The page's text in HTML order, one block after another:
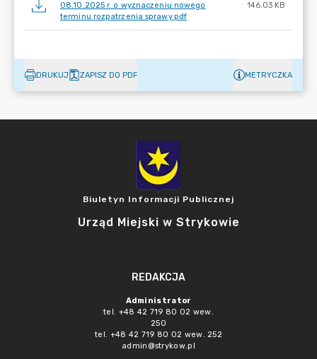
08.10.2025 r. o wyznaczeniu nowego
terminu rozpatrzenia sprawy.pdf
146.03 KB
DRUKUJ ZAPISZ DO PDF METRYCZKA
Biuletyn Informacji Publicznej
Urząd Miejski w Strykowie
REDAKCJA
Administrator
tel. +48 42 719 80 02 wew.
250
tel. +48 42 719 80 02 wew. 252
admin@strykow.pl